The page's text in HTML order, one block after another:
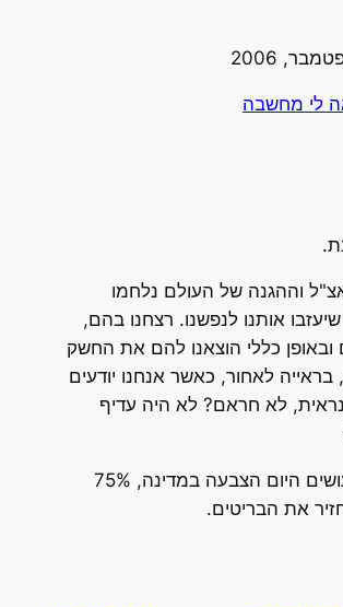
לי מחשבה
וההגנה של העולם נלחמו
אותנו לנפשנו. רצחנו בהם,
ובאופן כללי הוצאנו להם את החשק
בראייה לאחור, כאשר אנחנו יודעים
לא חראם? לא היה עדיף
לדעתי, אם עושים היום הצבעה במדינה, 75%
את הבריטים.